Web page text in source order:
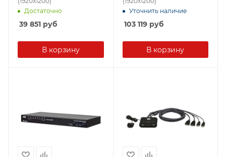
Достаточно
39 851 руб
В корзину
Уточнить наличие
103 119руб
В корзину